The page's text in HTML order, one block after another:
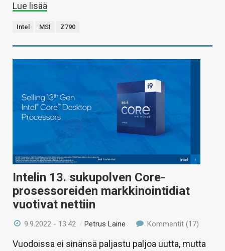
Lue lisää
Intel MSI Z790
Intelin 13. sukupolven Core-
prosessoreiden markkinointidiat
vuotivat nettiin
9.9.2022 - 13:42 / Petrus Laine Kommentit (17)
Vuodoissa ei sinänsä paljastu paljoa uutta, mutta